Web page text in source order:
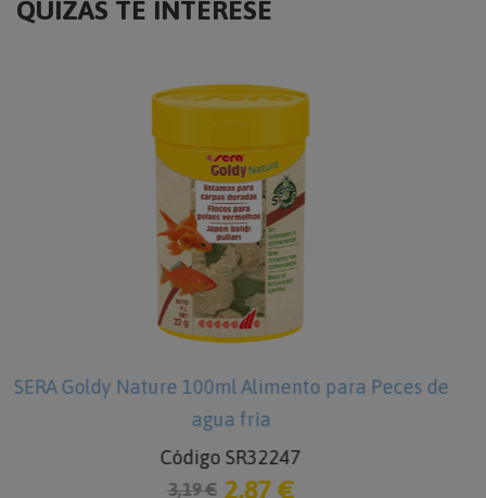
QUIZÁS TE INTERESE
de
SERA KH/pH-plus 100ml (aumentar los
Código SR03810
7,69 €